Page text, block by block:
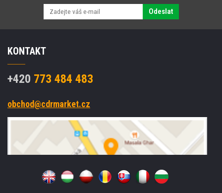
Odeslat
KONTAKT
+420 773 484 483
obchod@cdrmarket.cz